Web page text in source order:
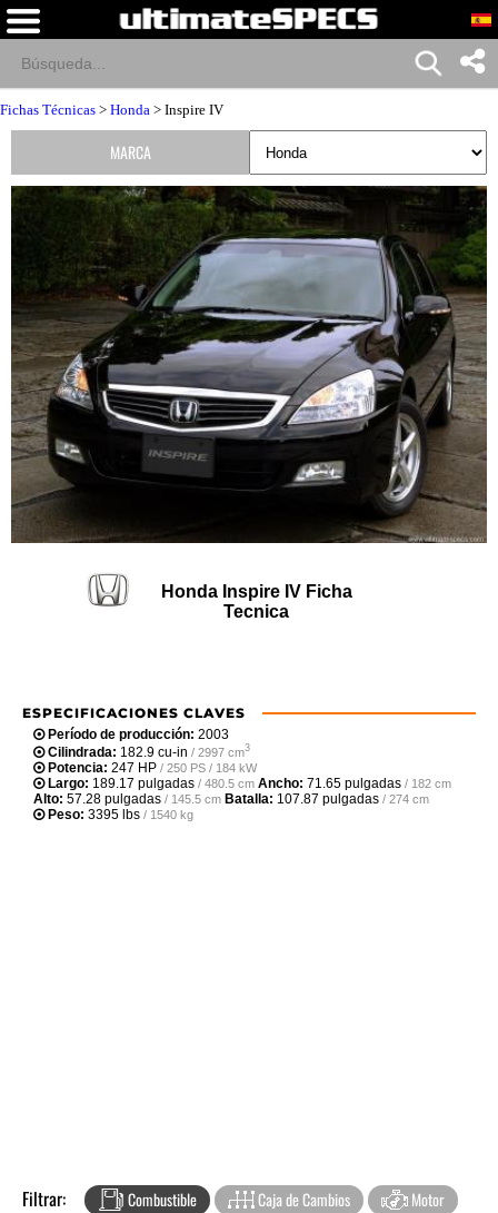
Fichas Técnicas > Honda > Inspire IV
Honda Inspire IV Ficha
Tecnica
ESPECIFICACIONES CLAVES
Período de producción: 2003
Cilindrada: 182.9 cu-in / 2997 cm3
Potencia: 247 HP / 250 PS / 184 kW
Largo: 189.17 pulgadas / 480.5 cm Ancho: 71.65 pulgadas / 182 cm
Alto: 57.28 pulgadas / 145.5 cm Batalla: 107.87 pulgadas / 274 cm
Peso: 3395 lbs / 1540 kg
Filtrar: Combustible Caja de Cambios Motor
MARCA